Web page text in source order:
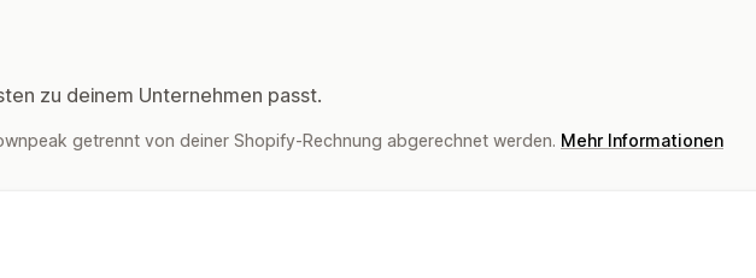
zu deinem Unternehmen passt.
getrennt von deiner Shopify-Rechnung abgerechnet werden. Mehr Informationen